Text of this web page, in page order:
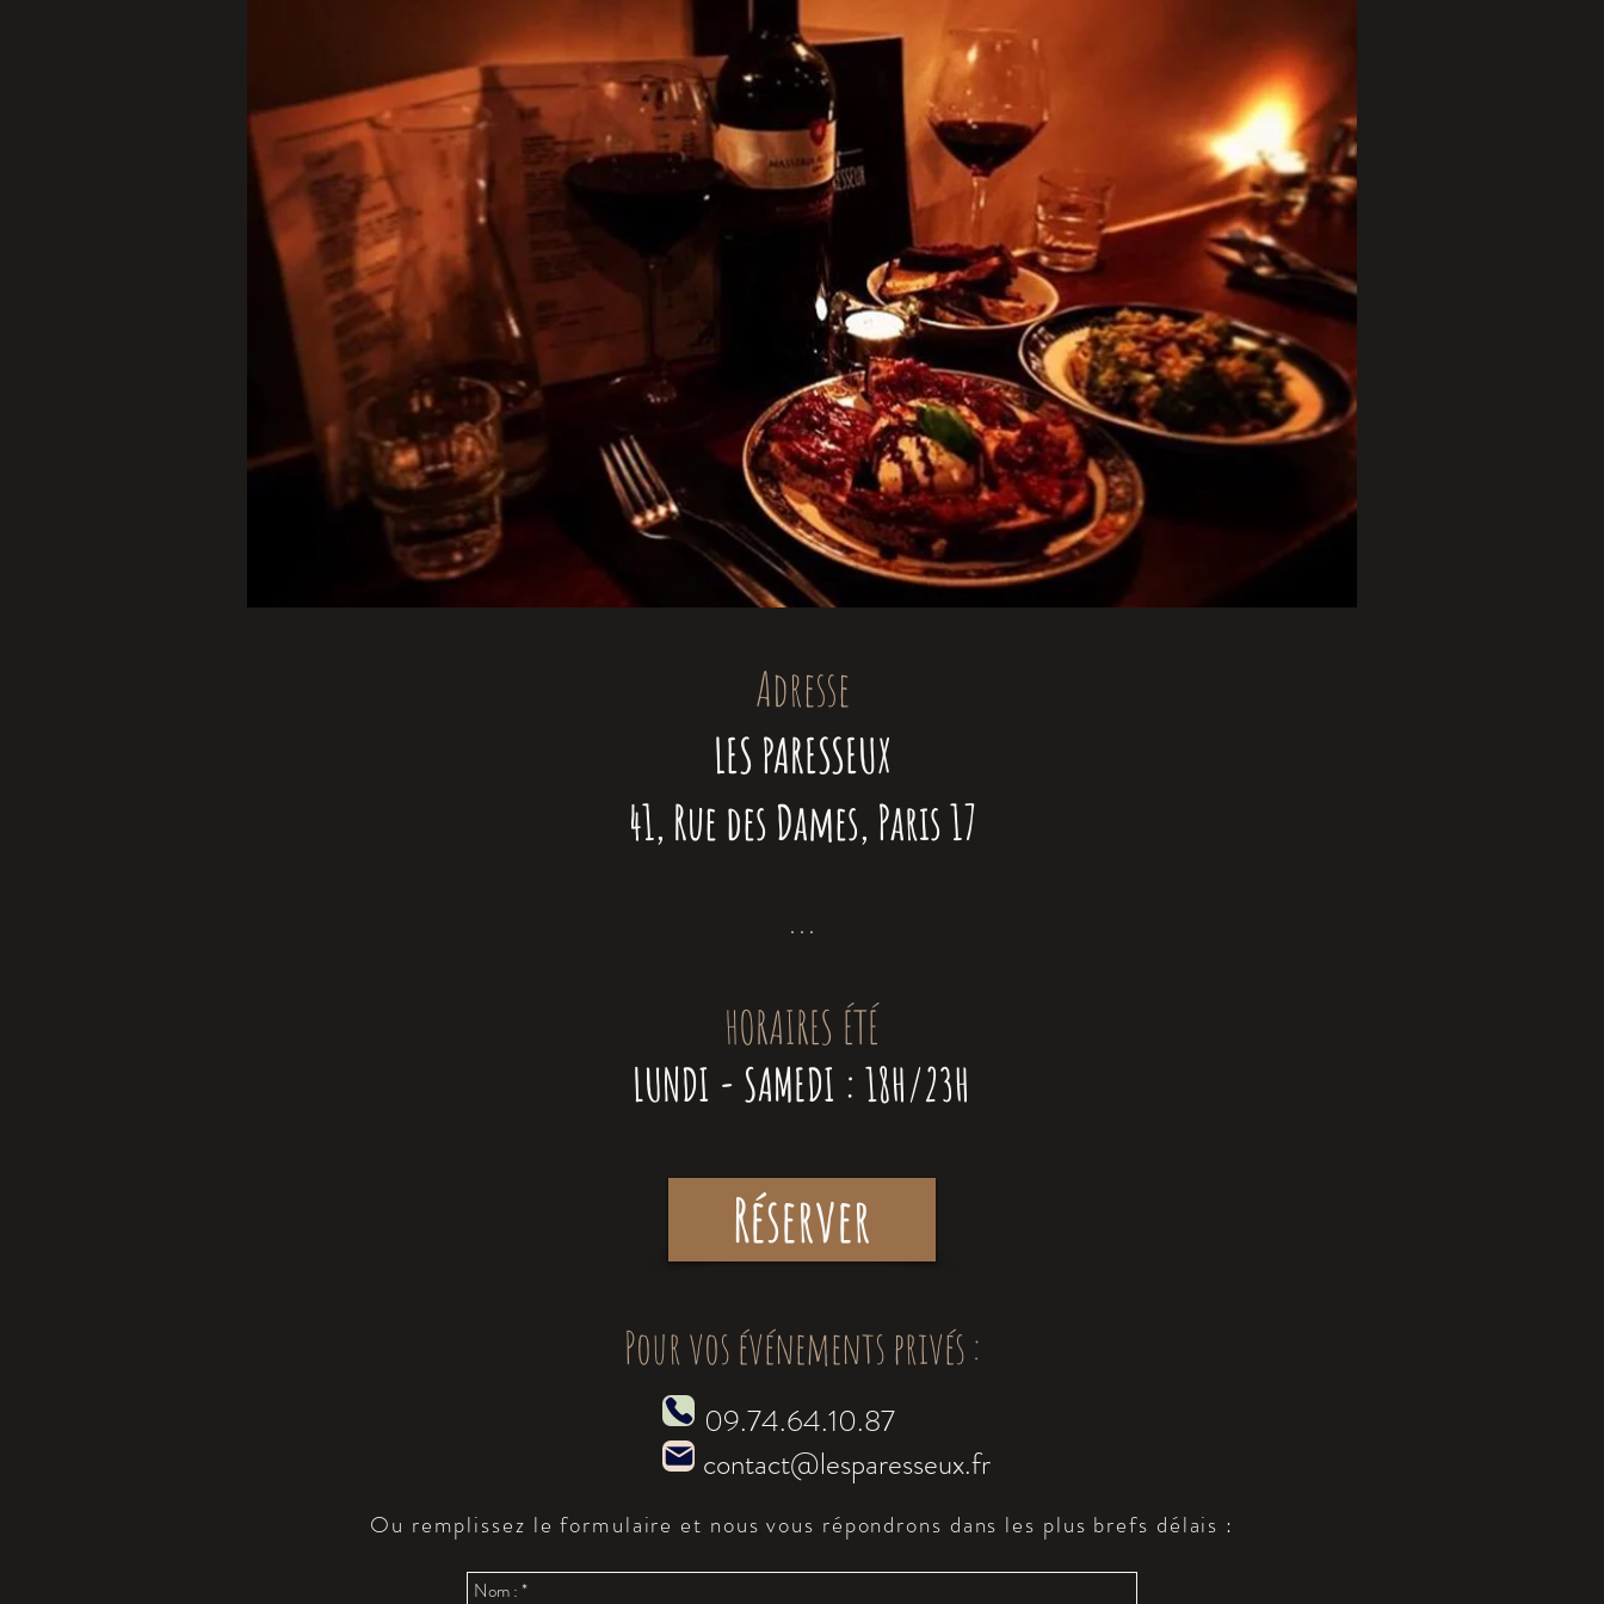
Adresse
LES PARESSEUX
41, Rue des Dames, Paris 17
. . .
HORAIRES ÉTÉ
LUNDI - SAMEDI : 18H/23H
Réserver
Pour vos événements privés :
09.74.64.10.87
contact@lesparesseux.fr
Ou remplissez le formulaire et nous vous répondrons dans les plus brefs délais :